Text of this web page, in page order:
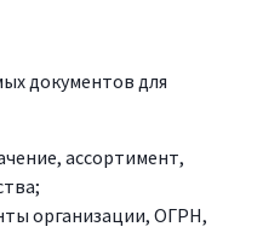
документов для
ассортимент,
организации, ОГРН,